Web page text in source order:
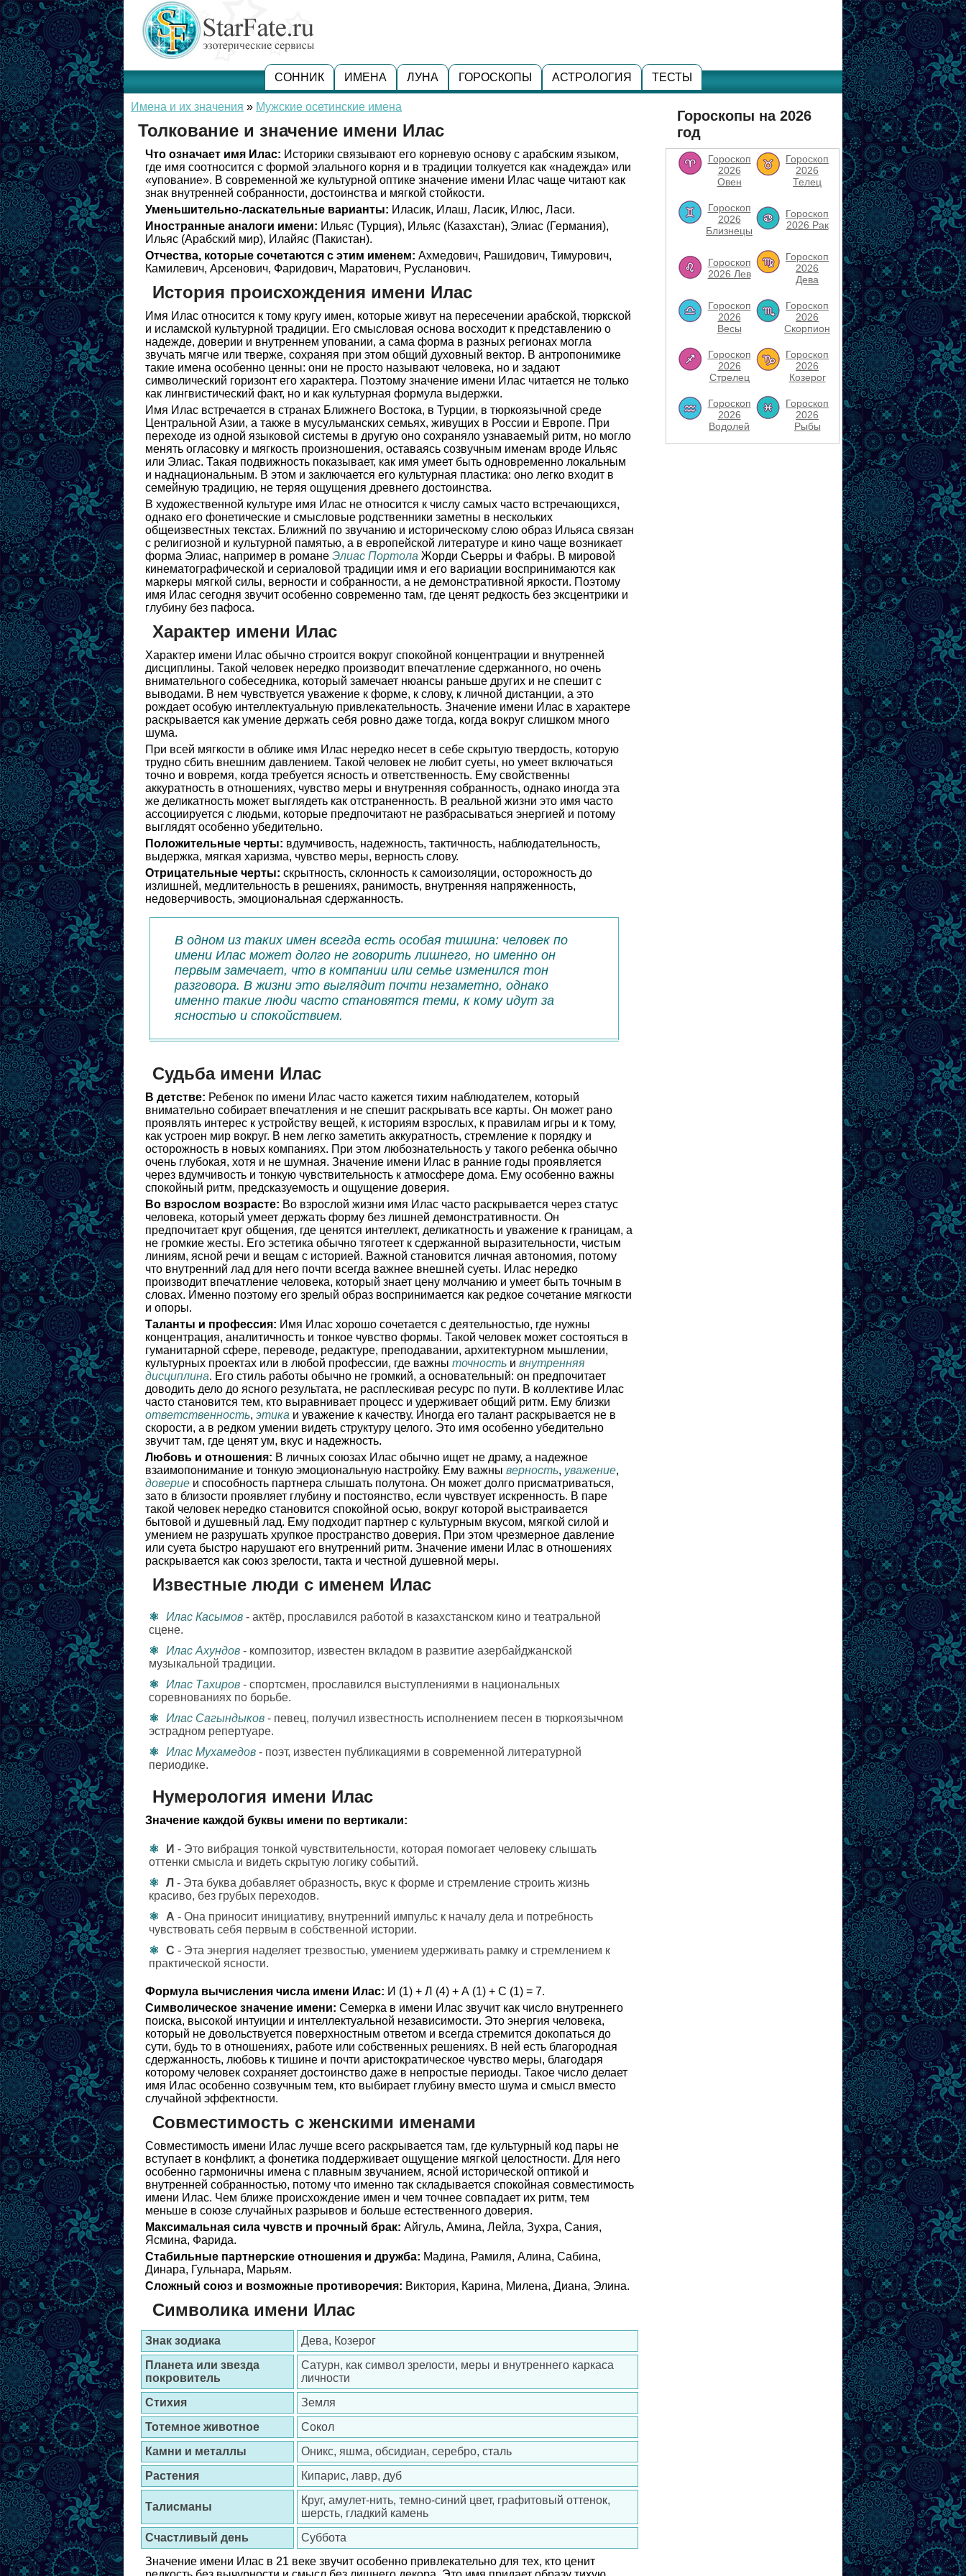
СОННИК ИМЕНА ЛУНА ГОРОСКОПЫ АСТРОЛОГИЯ ТЕСТЫ
Имена и их значения » Мужские осетинские имена
Толкование и значение имени Илас
Что означает имя Илас: Историки связывают его корневую основу с арабским языком,
где имя соотносится с формой элального корня и в традиции толкуется как «надежда» или
«упование». В современной же культурной оптике значение имени Илас чаще читают как
знак внутренней собранности, достоинства и мягкой стойкости.
Уменьшительно-ласкательные варианты: Иласик, Илаш, Ласик, Илюс, Ласи.
Иностранные аналоги имени: Ильяс (Турция), Ильяс (Казахстан), Элиас (Германия),
Ильяс (Арабский мир), Илайяс (Пакистан).
Отчества, которые сочетаются с этим именем: Ахмедович, Рашидович, Тимурович,
Камилевич, Арсенович, Фаридович, Маратович, Русланович.
История происхождения имени Илас
Имя Илас относится к тому кругу имен, которые живут на пересечении арабской, тюркской
и исламской культурной традиции. Его смысловая основа восходит к представлению о
надежде, доверии и внутреннем уповании, а сама форма в разных регионах могла
звучать мягче или тверже, сохраняя при этом общий духовный вектор. В антропонимике
такие имена особенно ценны: они не просто называют человека, но и задают
символический горизонт его характера. Поэтому значение имени Илас читается не только
как лингвистический факт, но и как культурная формула выдержки.
Имя Илас встречается в странах Ближнего Востока, в Турции, в тюркоязычной среде
Центральной Азии, а также в мусульманских семьях, живущих в России и Европе. При
переходе из одной языковой системы в другую оно сохраняло узнаваемый ритм, но могло
менять огласовку и мягкость произношения, оставаясь созвучным именам вроде Ильяс
или Элиас. Такая подвижность показывает, как имя умеет быть одновременно локальным
и наднациональным. В этом и заключается его культурная пластика: оно легко входит в
семейную традицию, не теряя ощущения древнего достоинства.
В художественной культуре имя Илас не относится к числу самых часто встречающихся,
однако его фонетические и смысловые родственники заметны в нескольких
общеизвестных текстах. Ближний по звучанию и историческому слою образ Ильяса связан
с религиозной и культурной памятью, а в европейской литературе и кино чаще возникает
форма Элиас, например в романе Элиас Портола Жорди Сьерры и Фабры. В мировой
кинематографической и сериаловой традиции имя и его вариации воспринимаются как
маркеры мягкой силы, верности и собранности, а не демонстративной яркости. Поэтому
имя Илас сегодня звучит особенно современно там, где ценят редкость без эксцентрики и
глубину без пафоса.
Характер имени Илас
Характер имени Илас обычно строится вокруг спокойной концентрации и внутренней
дисциплины. Такой человек нередко производит впечатление сдержанного, но очень
внимательного собеседника, который замечает нюансы раньше других и не спешит с
выводами. В нем чувствуется уважение к форме, к слову, к личной дистанции, а это
рождает особую интеллектуальную привлекательность. Значение имени Илас в характере
раскрывается как умение держать себя ровно даже тогда, когда вокруг слишком много
шума.
При всей мягкости в облике имя Илас нередко несет в себе скрытую твердость, которую
трудно сбить внешним давлением. Такой человек не любит суеты, но умеет включаться
точно и вовремя, когда требуется ясность и ответственность. Ему свойственны
аккуратность в отношениях, чувство меры и внутренняя собранность, однако иногда эта
же деликатность может выглядеть как отстраненность. В реальной жизни это имя часто
ассоциируется с людьми, которые предпочитают не разбрасываться энергией и потому
выглядят особенно убедительно.
Положительные черты: вдумчивость, надежность, тактичность, наблюдательность,
выдержка, мягкая харизма, чувство меры, верность слову.
Отрицательные черты: скрытность, склонность к самоизоляции, осторожность до
излишней, медлительность в решениях, ранимость, внутренняя напряженность,
недоверчивость, эмоциональная сдержанность.
В одном из таких имен всегда есть особая тишина: человек по
имени Илас может долго не говорить лишнего, но именно он
первым замечает, что в компании или семье изменился тон
разговора. В жизни это выглядит почти незаметно, однако
именно такие люди часто становятся теми, к кому идут за
ясностью и спокойствием.
Судьба имени Илас
В детстве: Ребенок по имени Илас часто кажется тихим наблюдателем, который
внимательно собирает впечатления и не спешит раскрывать все карты. Он может рано
проявлять интерес к устройству вещей, к историям взрослых, к правилам игры и к тому,
как устроен мир вокруг. В нем легко заметить аккуратность, стремление к порядку и
осторожность в новых компаниях. При этом любознательность у такого ребенка обычно
очень глубокая, хотя и не шумная. Значение имени Илас в ранние годы проявляется
через вдумчивость и тонкую чувствительность к атмосфере дома. Ему особенно важны
спокойный ритм, предсказуемость и ощущение доверия.
Во взрослом возрасте: Во взрослой жизни имя Илас часто раскрывается через статус
человека, который умеет держать форму без лишней демонстративности. Он
предпочитает круг общения, где ценятся интеллект, деликатность и уважение к границам, а
не громкие жесты. Его эстетика обычно тяготеет к сдержанной выразительности, чистым
линиям, ясной речи и вещам с историей. Важной становится личная автономия, потому
что внутренний лад для него почти всегда важнее внешней суеты. Илас нередко
производит впечатление человека, который знает цену молчанию и умеет быть точным в
словах. Именно поэтому его зрелый образ воспринимается как редкое сочетание мягкости
и опоры.
Таланты и профессия: Имя Илас хорошо сочетается с деятельностью, где нужны
концентрация, аналитичность и тонкое чувство формы. Такой человек может состояться в
гуманитарной сфере, переводе, редактуре, преподавании, архитектурном мышлении,
культурных проектах или в любой профессии, где важны точность и внутренняя
дисциплина. Его стиль работы обычно не громкий, а основательный: он предпочитает
доводить дело до ясного результата, не расплескивая ресурс по пути. В коллективе Илас
часто становится тем, кто выравнивает процесс и удерживает общий ритм. Ему близки
ответственность, этика и уважение к качеству. Иногда его талант раскрывается не в
скорости, а в редком умении видеть структуру целого. Это имя особенно убедительно
звучит там, где ценят ум, вкус и надежность.
Любовь и отношения: В личных союзах Илас обычно ищет не драму, а надежное
взаимопонимание и тонкую эмоциональную настройку. Ему важны верность, уважение,
доверие и способность партнера слышать полутона. Он может долго присматриваться,
зато в близости проявляет глубину и постоянство, если чувствует искренность. В паре
такой человек нередко становится спокойной осью, вокруг которой выстраивается
бытовой и душевный лад. Ему подходит партнер с культурным вкусом, мягкой силой и
умением не разрушать хрупкое пространство доверия. При этом чрезмерное давление
или суета быстро нарушают его внутренний ритм. Значение имени Илас в отношениях
раскрывается как союз зрелости, такта и честной душевной меры.
Известные люди с именем Илас
Илас Касымов - актёр, прославился работой в казахстанском кино и театральной
сцене.
Илас Ахундов - композитор, известен вкладом в развитие азербайджанской
музыкальной традиции.
Илас Тахиров - спортсмен, прославился выступлениями в национальных
соревнованиях по борьбе.
Илас Сагындыков - певец, получил известность исполнением песен в тюркоязычном
эстрадном репертуаре.
Илас Мухамедов - поэт, известен публикациями в современной литературной
периодике.
Нумерология имени Илас
Значение каждой буквы имени по вертикали:
И - Это вибрация тонкой чувствительности, которая помогает человеку слышать
оттенки смысла и видеть скрытую логику событий.
Л - Эта буква добавляет образность, вкус к форме и стремление строить жизнь
красиво, без грубых переходов.
А - Она приносит инициативу, внутренний импульс к началу дела и потребность
чувствовать себя первым в собственной истории.
С - Эта энергия наделяет трезвостью, умением удерживать рамку и стремлением к
практической ясности.
Формула вычисления числа имени Илас: И (1) + Л (4) + А (1) + С (1) = 7.
Символическое значение имени: Семерка в имени Илас звучит как число внутреннего
поиска, высокой интуиции и интеллектуальной независимости. Это энергия человека,
который не довольствуется поверхностным ответом и всегда стремится докопаться до
сути, будь то в отношениях, работе или собственных решениях. В ней есть благородная
сдержанность, любовь к тишине и почти аристократическое чувство меры, благодаря
которому человек сохраняет достоинство даже в непростые периоды. Такое число делает
имя Илас особенно созвучным тем, кто выбирает глубину вместо шума и смысл вместо
случайной эффектности.
Совместимость с женскими именами
Совместимость имени Илас лучше всего раскрывается там, где культурный код пары не
вступает в конфликт, а фонетика поддерживает ощущение мягкой целостности. Для него
особенно гармоничны имена с плавным звучанием, ясной исторической оптикой и
внутренней собранностью, потому что именно так складывается спокойная совместимость
имени Илас. Чем ближе происхождение имен и чем точнее совпадает их ритм, тем
меньше в союзе случайных разрывов и больше естественного доверия.
Максимальная сила чувств и прочный брак: Айгуль, Амина, Лейла, Зухра, Сания,
Ясмина, Фарида.
Стабильные партнерские отношения и дружба: Мадина, Рамиля, Алина, Сабина,
Динара, Гульнара, Марьям.
Сложный союз и возможные противоречия: Виктория, Карина, Милена, Диана, Элина.
Символика имени Илас
Знак зодиака
Дева, Козерог
Планета или звезда
покровитель
Сатурн, как символ зрелости, меры и внутреннего каркаса
личности
Стихия
Земля
Тотемное животное
Сокол
Камни и металлы
Оникс, яшма, обсидиан, серебро, сталь
Растения
Кипарис, лавр, дуб
Талисманы
Круг, амулет-нить, темно-синий цвет, графитовый оттенок,
шерсть, гладкий камень
Счастливый день
Суббота
Значение имени Илас в 21 веке звучит особенно привлекательно для тех, кто ценит
Гороскопы на 2026
год
Гороскоп
2026
Овен
Гороскоп
2026
Телец
Гороскоп
2026
Близнецы
Гороскоп
2026 Рак
Гороскоп
2026 Лев
Гороскоп
2026
Дева
Гороскоп
2026
Весы
Гороскоп
2026
Скорпион
Гороскоп
2026
Стрелец
Гороскоп
2026
Козерог
Гороскоп
2026
Водолей
Гороскоп
2026
Рыбы